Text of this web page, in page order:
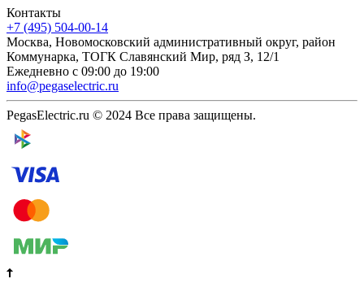
Контакты
+7 (495) 504-00-14
Москва, Новомосковский административный округ, район
Коммунарка, ТОГК Славянский Мир, ряд З, 12/1
Ежедневно с 09:00 до 19:00
info@pegaselectric.ru
PegasElectric.ru © 2024 Все права защищены.